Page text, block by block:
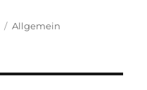
Kategorien
Allgemein